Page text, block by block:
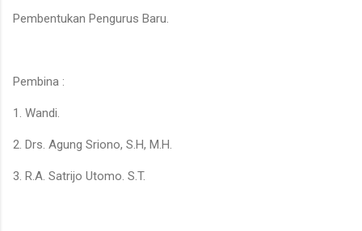
Pembentukan Pengurus Baru.
Pembina :
1. Wandi.
2. Drs. Agung Sriono, S.H, M.H.
3. R.A. Satrijo Utomo. S.T.